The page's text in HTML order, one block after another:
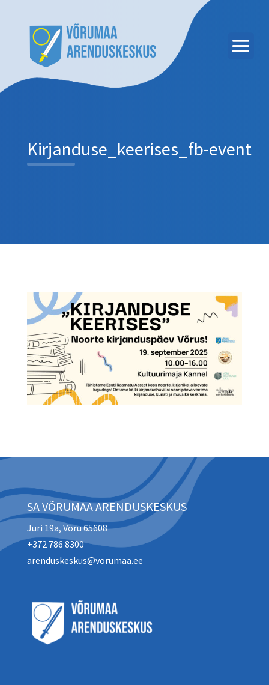
Kirjanduse_keerises_fb-event
SA VÕRUMAA ARENDUSKESKUS
Jüri 19a, Võru 65608
+372 786 8300
arenduskeskus@vorumaa.ee